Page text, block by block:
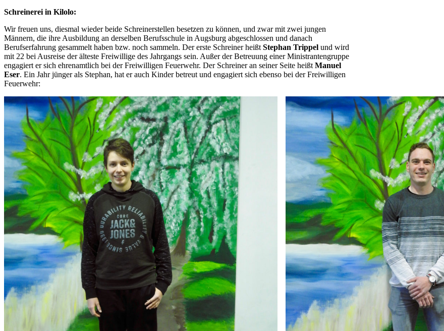
Schreinerei in Kilolo:
Wir freuen uns, diesmal wieder beide Schreinerstellen besetzen zu können, und zwar mit zwei jungen
Männern, die ihre Ausbildung an derselben Berufsschule in Augsburg abgeschlossen und danach
Berufserfahrung gesammelt haben bzw. noch sammeln. Der erste Schreiner heißt Stephan Trippel und wird
mit 22 bei Ausreise der älteste Freiwillige des Jahrgangs sein. Außer der Betreuung einer Ministrantengruppe
engagiert er sich ehrenamtlich bei der Freiwilligen Feuerwehr. Der Schreiner an seiner Seite heißt Manuel
Eser. Ein Jahr jünger als Stephan, hat er auch Kinder betreut und engagiert sich ebenso bei der Freiwilligen
Feuerwehr: